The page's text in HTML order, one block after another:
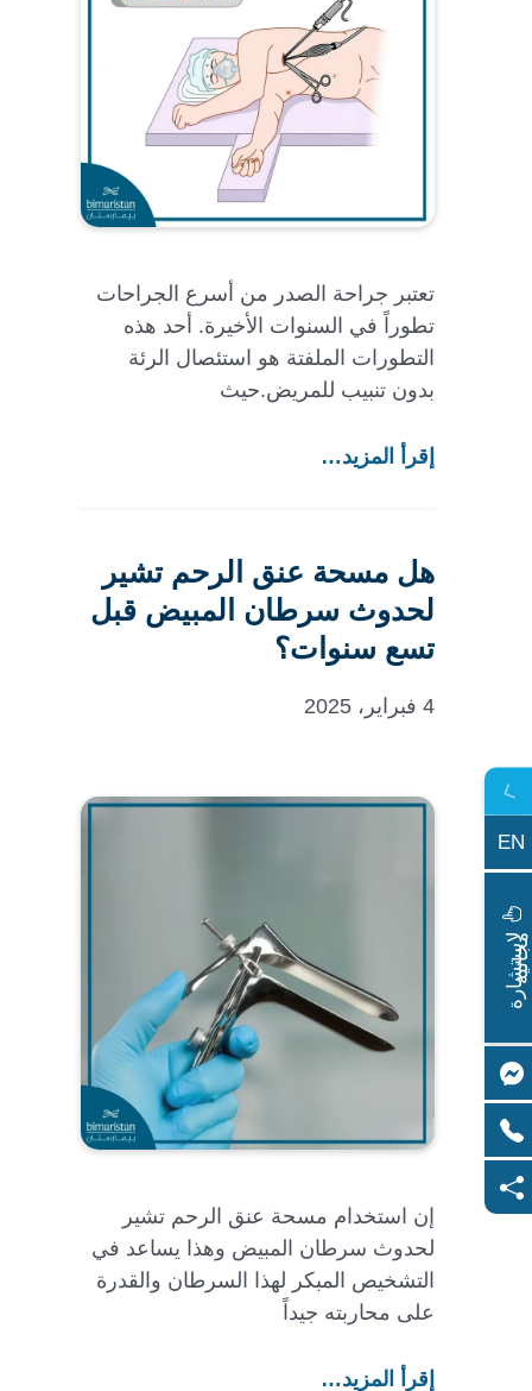
تعتبر جراحة الصدر من أسرع الجراحات
تطوراً في السنوات الأخيرة. أحد هذه
التطورات الملفتة هو استئصال الرئة
بدون تنبيب للمريض.حيث
إقرأ المزيد…
هل مسحة عنق الرحم تشير
لحدوث سرطان المبيض قبل
تسع سنوات؟
4 فبراير، 2025
إن استخدام مسحة عنق الرحم تشير
لحدوث سرطان المبيض وهذا يساعد في
التشخيص المبكر لهذا السرطان والقدرة
على محاربته جيداً
إقرأ المزيد…
EN
ل
ا
س
ت
ش
ا
ر
ة
م
ج
ا
ن
ي
ة